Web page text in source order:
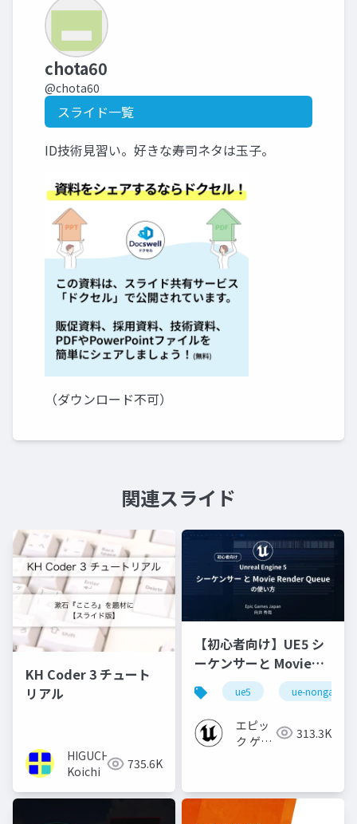
chota60
@chota60
スライド一覧
ID技術見習い。好きな寿司ネタは玉子。
（ダウンロード不可）
関連スライド
KH Coder 3 チュート
リアル
HIGUCHI
Koichi
735.6K
【初心者向け】UE5 シ
ーケンサーと Movie
Render Queue の使い
方【Cinematic Dive
2023】
ue5 ue-nongame
エピッ
ク ゲー
313.3K